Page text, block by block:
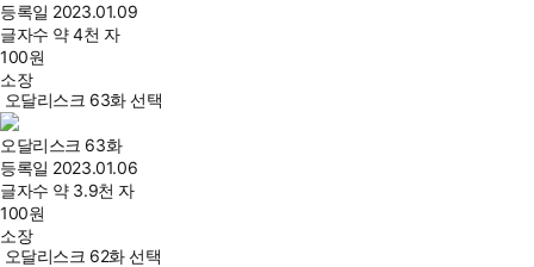
등록일 2023.01.09
글자수 약 4천 자
100원
소장
오달리스크 63화 선택
오달리스크 63화
등록일 2023.01.06
글자수 약 3.9천 자
100원
소장
오달리스크 62화 선택